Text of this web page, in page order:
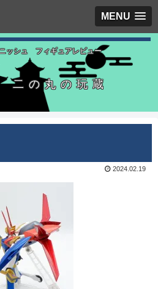
MENU
ッシュ フィギュアレビュー
二の丸の玩蔵
2024.02.19